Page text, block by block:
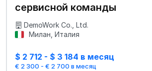
сервисной команды
DemoWork Co., Ltd.
Милан, Италия
$ 2 712 - $ 3 184 в месяц
€ 2 300 - € 2 700 в месяц